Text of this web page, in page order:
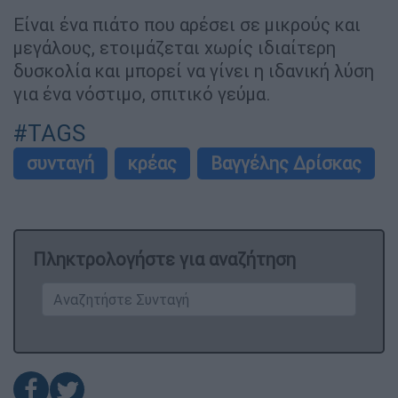
Είναι ένα πιάτο που αρέσει σε μικρούς και
μεγάλους, ετοιμάζεται χωρίς ιδιαίτερη
δυσκολία και μπορεί να γίνει η ιδανική λύση
για ένα νόστιμο, σπιτικό γεύμα.
#TAGS
συνταγή κρέας Βαγγέλης Δρίσκας
Πληκτρολογήστε για αναζήτηση